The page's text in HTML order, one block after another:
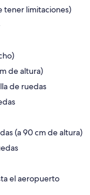
tener limitaciones)
de altura)
de ruedas
(a 90 cm de altura)
el aeropuerto